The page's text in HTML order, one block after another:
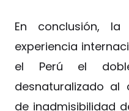
En conclusión,
experiencia
el Perú el
desnaturalizado al
de inadmisibilidad